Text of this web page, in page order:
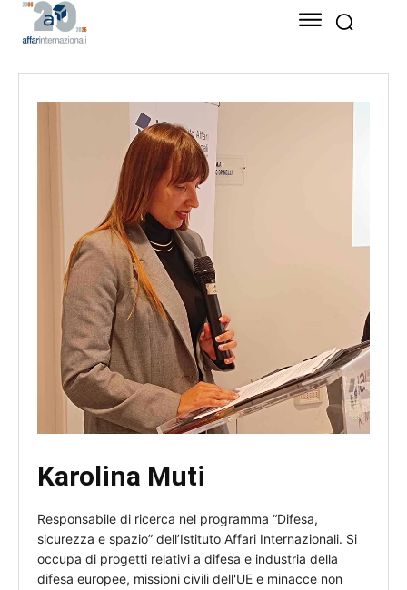
Karolina Muti
Responsabile di ricerca nel programma “Difesa,
sicurezza e spazio” dell’Istituto Affari Internazionali. Si
occupa di progetti relativi a difesa e industria della
difesa europee, missioni civili dell'UE e minacce non